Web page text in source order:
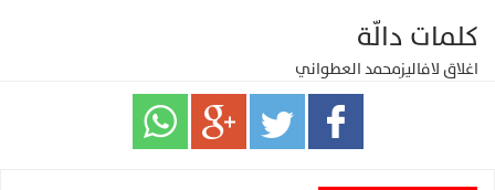
كلمات دالّة
اغلاق لافاليزمحمد العطواني